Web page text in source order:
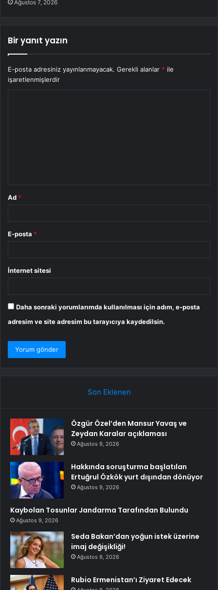
Ağustos 7, 2026
Bir yanıt yazın
E-posta adresiniz yayınlanmayacak. Gerekli alanlar * ile
işaretlenmişlerdir
Ad *
E-posta *
İnternet sitesi
Daha sonraki yorumlarımda kullanılması için adım, e-posta
adresim ve site adresim bu tarayıcıya kaydedilsin.
Son Eklenen
Özgür Özel’den Mansur Yavaş ve
Zeydan Karalar açıklaması
Ağustos 9, 2026
Hakkında soruşturma başlatılan
Ertuğrul Özkök yurt dışından dönüyor
Ağustos 9, 2026
Kaybolan Tosunlar Jandarma Tarafından Bulundu
Ağustos 9, 2026
Seda Bakan’dan yoğun istek üzerine
imaj değişikliği!
Ağustos 9, 2026
Rubio Ermenistan’ı Ziyaret Edecek